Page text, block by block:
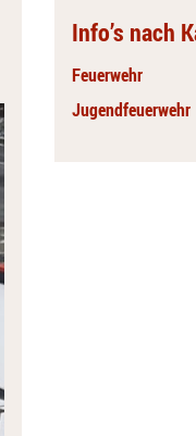
Info’s nach
Feuerwehr
Jugendfeuerwehr